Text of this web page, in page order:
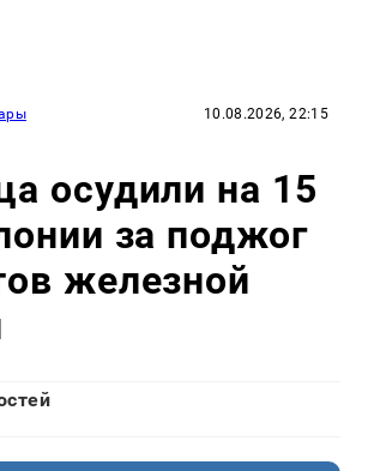
10.08.2026, 22:15
осудили на 15
за поджог
железной